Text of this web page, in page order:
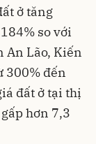
ở tăng
so với
An Lão, Kiến
300% đến
đất ở tại thị
hơn 7,3